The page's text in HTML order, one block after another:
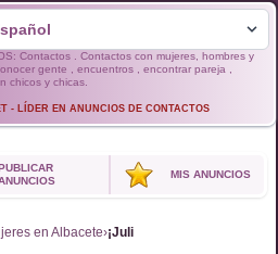
Contactos . Contactos con mujeres, hombres y
gente , encuentros , encontrar pareja ,
chicos y chicas.
- LÍDER EN ANUNCIOS DE CONTACTOS
MIS ANUNCIOS
en Albacete›¡Juli